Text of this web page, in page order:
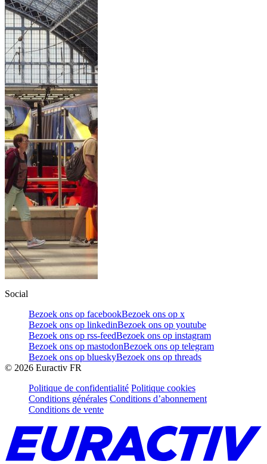
Social
Bezoek ons op facebookBezoek ons op x
Bezoek ons op linkedinBezoek ons op youtube
Bezoek ons op rss-feedBezoek ons op instagram
Bezoek ons op mastodonBezoek ons op telegram
Bezoek ons op blueskyBezoek ons op threads
© 2026 Euractiv FR
Politique de confidentialité Politique cookies
Conditions générales Conditions d’abonnement
Conditions de vente